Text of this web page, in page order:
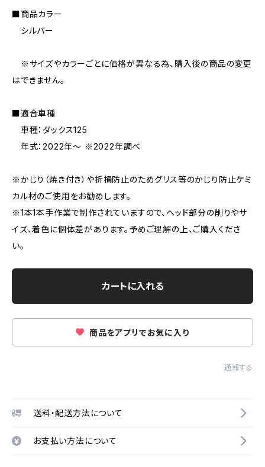
■商品カラー
シルバー
※サイズやカラーごとに価格が異なる為、購入後の商品の変更
はできません。
■適合車種
車種：ダックス125
年式：2022年〜 ※2022年調べ
※かじり（焼き付き）や折損防止のためグリス等のかじり防止ケミ
カル材のご使用をお勧めします。
※1本1本手作業で制作されていますので、ヘッド部分の削りやサ
イズ、着色に個体差があります。予めご理解の上、ご購入くださ
い。
カートに入れる
商品をアプリでお気に入り
通報する
送料・配送方法について
お支払い方法について